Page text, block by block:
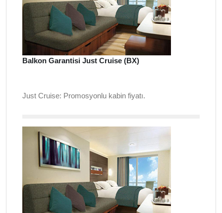
Balkon Garantisi Just Cruise (BX)
Just Cruise: Promosyonlu kabin fiyatı.